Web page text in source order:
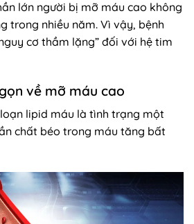
lớn người bị mỡ máu cao không
trong nhiều năm. Vì vậy, bệnh
cơ thầm lặng” đối với hệ tim
về mỡ máu cao
lipid máu là tình trạng một
chất béo trong máu tăng bất